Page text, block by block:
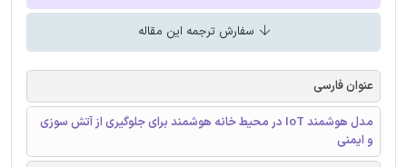
سفارش ترجمه این مقاله
عنوان فارسی
مدل هوشمند IoT در محیط خانه هوشمند برای جلوگیری از آتش سوزی
و ایمنی